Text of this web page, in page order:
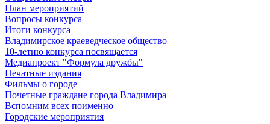
План мероприятий
Вопросы конкурса
Итоги конкурса
Владимирское краеведческое общество
10-летию конкурса посвящается
Медиапроект "Формула дружбы"
Печатные издания
Фильмы о городе
Почетные граждане города Владимира
Вспомним всех поименно
Городские мероприятия